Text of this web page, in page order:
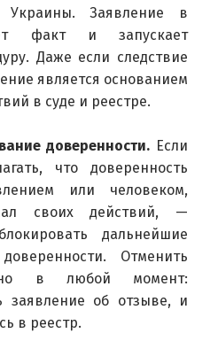
Украины. Заявление в
факт и запускает
Даже если следствие
является основанием
в суде и реестре.
доверенности. Если
что доверенность
или человеком,
своих действий, —
дальнейшие
Отменить
в любой момент:
заявление об отзыве, и
в реестр.